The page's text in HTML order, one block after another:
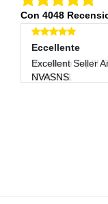
Con 4048
Eccellente
Venditore Top!!!
GHIGS11
Eccellente
Excellent Seller
NVASNS